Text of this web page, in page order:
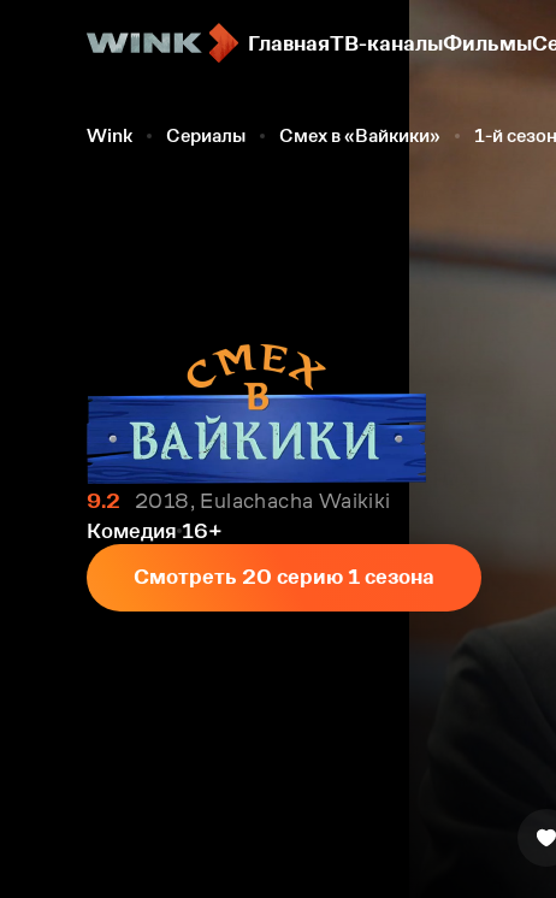
ГлавнаяТВ-каналыФильмы
Wink Сериалы Смех в «Вайкики» 1-й сезон
9.2
2018, Eulachacha Waikiki
Комедия 16+
Смотреть 20 серию 1 сезона